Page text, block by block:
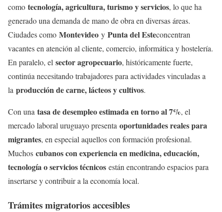
como tecnología, agricultura, turismo y servicios, lo que ha
generado una demanda de mano de obra en diversas áreas.
Ciudades como Montevideo y Punta del Esteconcentran
vacantes en atención al cliente, comercio, informática y hostelería.
En paralelo, el sector agropecuario, históricamente fuerte,
continúa necesitando trabajadores para actividades vinculadas a
la producción de carne, lácteos y cultivos.
Con una tasa de desempleo estimada en torno al 7%, el
mercado laboral uruguayo presenta oportunidades reales para
migrantes, en especial aquellos con formación profesional.
Muchos cubanos con experiencia en medicina, educación,
tecnología o servicios técnicos están encontrando espacios para
insertarse y contribuir a la economía local.
Trámites migratorios accesibles